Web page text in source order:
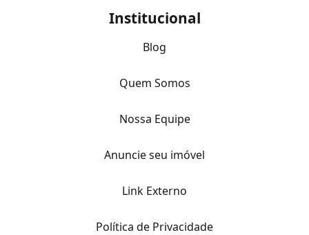
Institucional
Blog
Quem Somos
Nossa Equipe
Anuncie seu imóvel
Link Externo
Política de Privacidade